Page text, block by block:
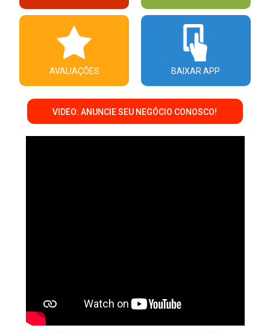
AVALIAÇÕES BAIXAR APP
VIDEO: ANUNCIE SEU NEGÓCIO CONOSCO!